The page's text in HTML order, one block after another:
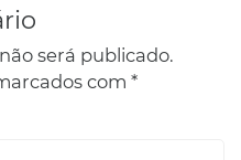
será publicado.
com *